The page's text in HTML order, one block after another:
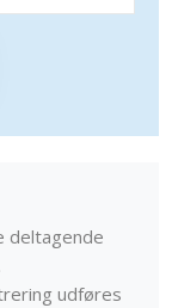
deltagende
udføres